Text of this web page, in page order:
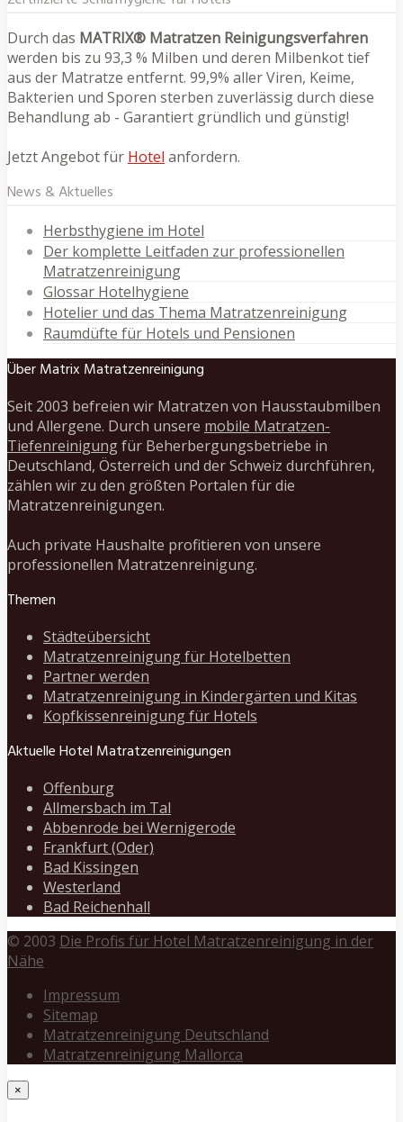
Durch das MATRIX® Matratzen Reinigungsverfahren
werden bis zu 93,3 % Milben und deren Milbenkot tief
aus der Matratze entfernt. 99,9% aller Viren, Keime,
Bakterien und Sporen sterben zuverlässig durch diese
Behandlung ab - Garantiert gründlich und günstig!
Jetzt Angebot für Hotel anfordern.
News & Aktuelles
Herbsthygiene im Hotel
Der komplette Leitfaden zur professionellen
Matratzenreinigung
Glossar Hotelhygiene
Hotelier und das Thema Matratzenreinigung
Raumdüfte für Hotels und Pensionen
Über Matrix Matratzenreinigung
Seit 2003 befreien wir Matratzen von Hausstaubmilben
und Allergene. Durch unsere mobile Matratzen-
Tiefenreinigungfür Beherbergungsbetriebe in
Deutschland, Österreich und der Schweiz durchführen,
zählen wir zu den größten Portalen für die
Matratzenreinigungen.
Auch private Haushalte profitieren von unsere
professionellen Matratzenreinigung.
Themen
Städteübersicht
Matratzenreinigung für Hotelbetten
Partner werden
Matratzenreinigung in Kindergärten und Kitas
Kopfkissenreinigung für Hotels
Aktuelle Hotel Matratzenreinigungen
Offenburg
Allmersbach im Tal
Abbenrode bei Wernigerode
Frankfurt (Oder)
Bad Kissingen
Westerland
Bad Reichenhall
© 2003 Die Profis für Hotel Matratzenreinigung in der
Nähe
Impressum
Sitemap
Matratzenreinigung Deutschland
Matratzenreinigung Mallorca
×